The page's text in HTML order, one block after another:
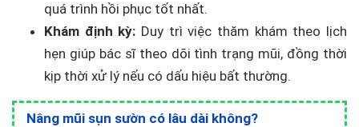
quá trình hồi phục tốt nhất.
Khám định kỳ: Duy trì việc thăm khám theo lịch
hẹn giúp bác sĩ theo dõi tình trạng mũi, đồng thời
kịp thời xử lý nếu có dấu hiệu bất thường.
Nâng mũi sụn sườn có lâu dài không?